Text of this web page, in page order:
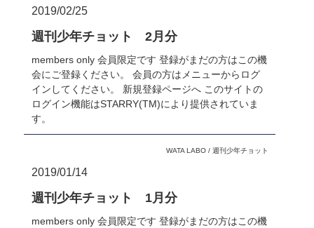
2019/02/25
週刊少年チョット 2月分
members only 会員限定です 登録がまだの方はこの機
会にご登録ください。 会員の方はメニューからログ
インしてください。 新規登録ページへ このサイトの
ログイン機能はSTARRY(TM)により提供されていま
す。
WATA LABO/ 週刊少年チョット
2019/01/14
週刊少年チョット 1月分
members only 会員限定です 登録がまだの方はこの機